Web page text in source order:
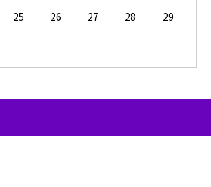
25 26 27 28
29